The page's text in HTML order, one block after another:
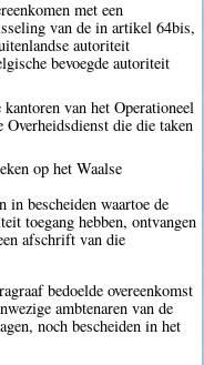
met een
van de in artikel 64bis,
autoriteit
bevoegde autoriteit
van het Operationeel
die die taken
op het Waalse
in bescheiden waartoe de
toegang hebben, ontvangen
afschrift van die
bedoelde overeenkomst
ambtenaren van de
noch bescheiden in het